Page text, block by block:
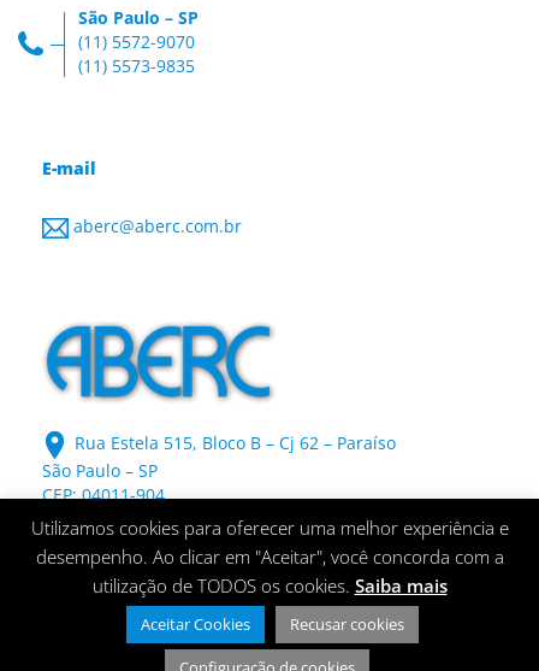
São Paulo – SP
(11) 5572-9070
(11) 5573-9835
E-mail
aberc@aberc.com.br
Rua Estela 515, Bloco B – Cj 62 – Paraíso
São Paulo – SP
CEP: 04011-904
Todos os direitos reservados - Desenvolvido por
Utilizamos cookies para oferecer uma melhor experiência e
desempenho. Ao clicar em "Aceitar", você concorda com a
utilização de TODOS os cookies. Saiba mais
Aceitar Cookies
Recusar cookies